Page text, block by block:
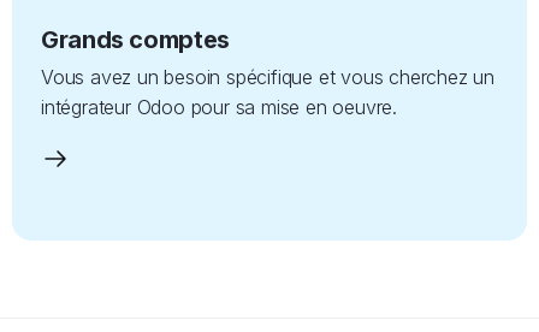
Grands comptes
Vous avez un besoin spécifique et vous cherchez un
intégrateur Odoo pour sa mise en oeuvre.